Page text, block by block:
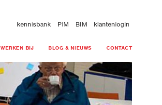
kennisbank PIM BIM klantenlogin
WERKEN BIJ BLOG & NIEUWS CONTACT